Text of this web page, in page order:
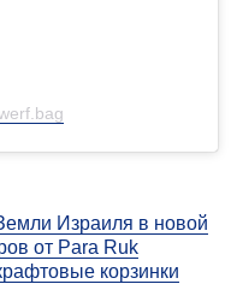
Израиля в новой
от Para Ruk
корзинки